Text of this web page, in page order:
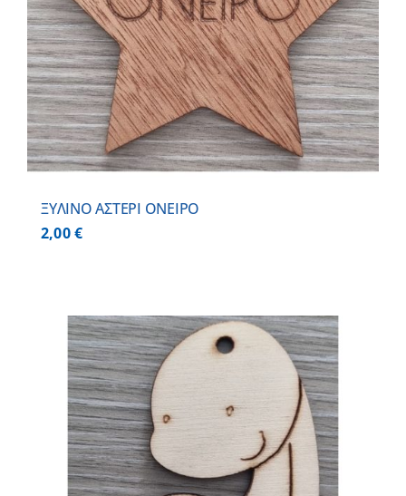
ΞΥΛΙΝΟ ΑΣΤΕΡΙ ΟΝΕΙΡΟ
2,00€